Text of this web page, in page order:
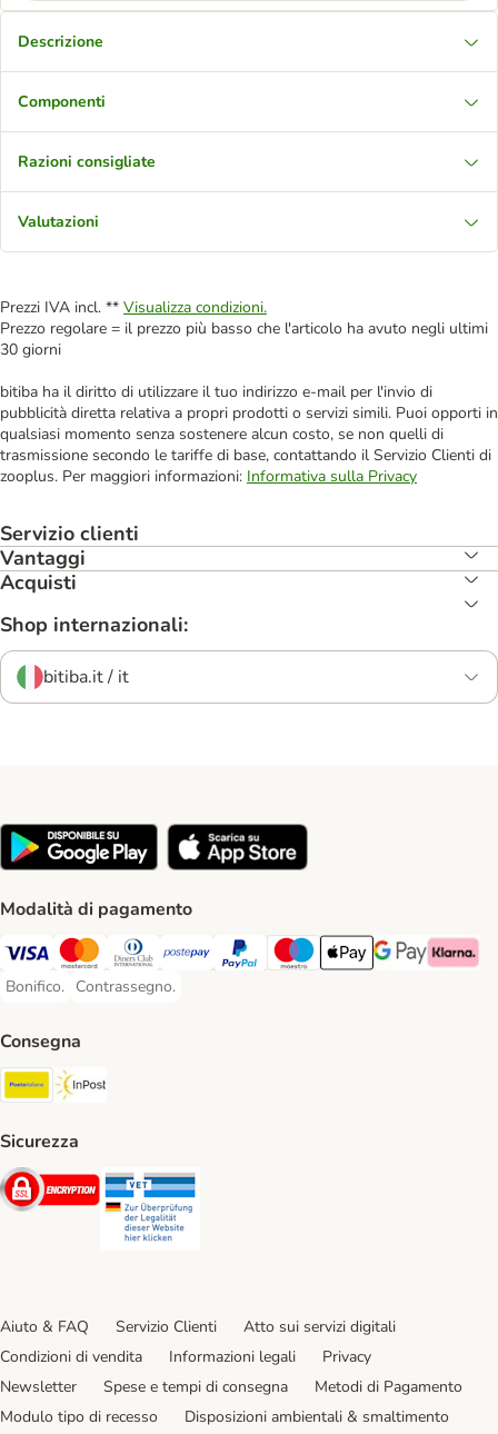
Descrizione
Componenti
Razioni consigliate
Valutazioni
Prezzi IVA incl. ** Visualizza condizioni.
Prezzo regolare = il prezzo più basso che l'articolo ha avuto negli ultimi
30 giorni
bitiba ha il diritto di utilizzare il tuo indirizzo e-mail per l'invio di
pubblicità diretta relativa a propri prodotti o servizi simili. Puoi opporti in
qualsiasi momento senza sostenere alcun costo, se non quelli di
trasmissione secondo le tariffe di base, contattando il Servizio Clienti di
zooplus. Per maggiori informazioni: Informativa sulla Privacy
Servizio clienti
Vantaggi
Acquisti
Shop internazionali:
bitiba.it / it
Modalità di pagamento
Visa. Payment Method
Mastercard. Payment Method
Diners Club. Payment Method
Postepay. Payment Method
PayPal. Payment Method
Maestro. Payment Method
Apple pay. Payment
Google Pay
Klarna
Bonifico.
Bonifico. Payment Method
Contrassegno.
Contrassegno. Payment Method
Consegna
Poste Italiane. Shipping Method
Sicurezza
Security
Aiuto & FAQ Servizio Clienti
Atto sui servizi digitali
Condizioni di vendita
Informazioni legali
Privacy
Newsletter
Spese e tempi di consegna
Metodi di Pagamento
Modulo tipo di recesso
Disposizioni ambientali & smaltimento